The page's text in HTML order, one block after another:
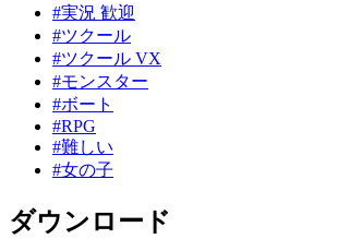
#実況 歓迎
#ツクール
#ツクール VX
#モンスター
#ボート
#RPG
#難しい
#女の子
ダウンロード